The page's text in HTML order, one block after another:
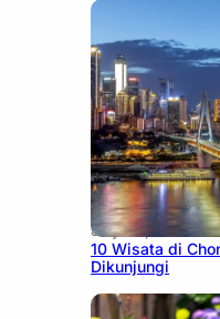
July 30, 2026
10 Wisata di
Dikunjungi